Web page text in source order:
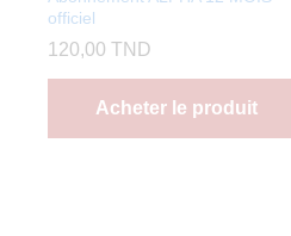
officiel
120,00 TND
Acheter le produit